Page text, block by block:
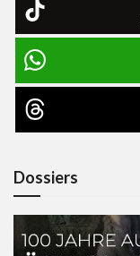
Dossiers